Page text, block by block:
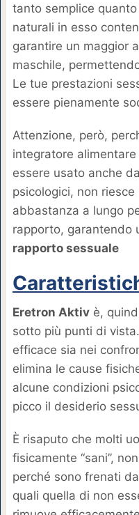
tanto semplice
naturali in esso
garantire un maggior
maschile,
Le tue prestazioni
essere pienamente
Attenzione, però,
integratore
essere usato anche
psicologici, non riesce
abbastanza a lungo
rapporto, garantendo
rapporto sessuale
Eretron Aktivè,
sotto più punti di
efficace sia nei
elimina le cause
alcune condizioni
picco il desiderio
È risaputo che molti
fisicamente “sani”,
perché sono frenati
quali quella di non